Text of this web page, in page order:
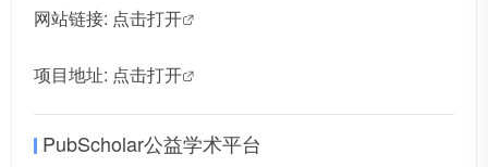
网站链接: 点击打开
项目地址: 点击打开
PubScholar公益学术平台